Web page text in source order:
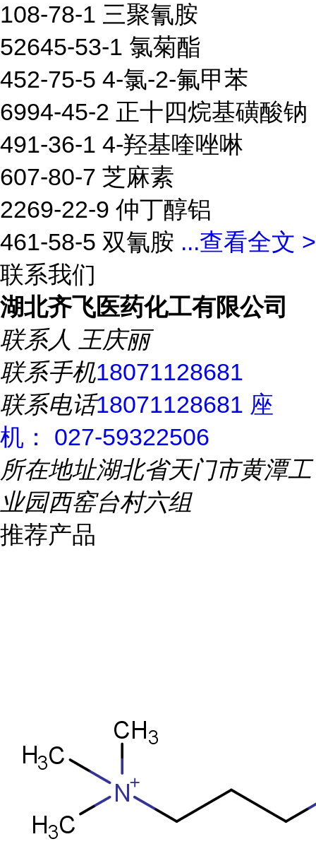
108-78-1 三聚氰胺
52645-53-1 氯菊酯
452-75-5 4-氯-2-氟甲苯
6994-45-2 正十四烷基磺酸钠
491-36-1 4-羟基喹唑啉
607-80-7 芝麻素
2269-22-9 仲丁醇铝
461-58-5 双氰胺 ...查看全文 >
联系我们
湖北齐飞医药化工有限公司
联系人 王庆丽
联系手机18071128681
联系电话18071128681 座
机： 027-59322506
所在地址湖北省天门市黄潭工
业园西窑台村六组
推荐产品